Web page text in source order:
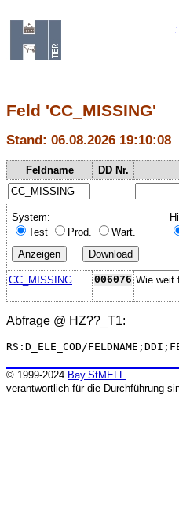
Feld 'CC_MISSING'
Stand: 06.08.2026 19:10:08
Feldname DD Nr.
System:
Test
Prod. Wart.
CC_MISSING 006076 Wie weit
Abfrage @ HZ??_T1:
RS:D_ELE_COD/
© 1999-2024 Bay.StMELF
verantwortlich für die Durchführung